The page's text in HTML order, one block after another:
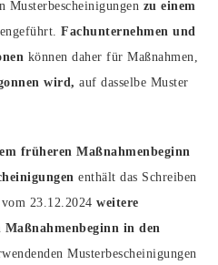
Musterbescheinigungen zu einem
Fachunternehmen und
können daher für Maßnahmen,
wird, auf dasselbe Muster
früheren Maßnahmenbeginn
enthält das Schreiben
23.12.2024 weitere
Maßnahmenbeginn in den
Musterbescheinigungen